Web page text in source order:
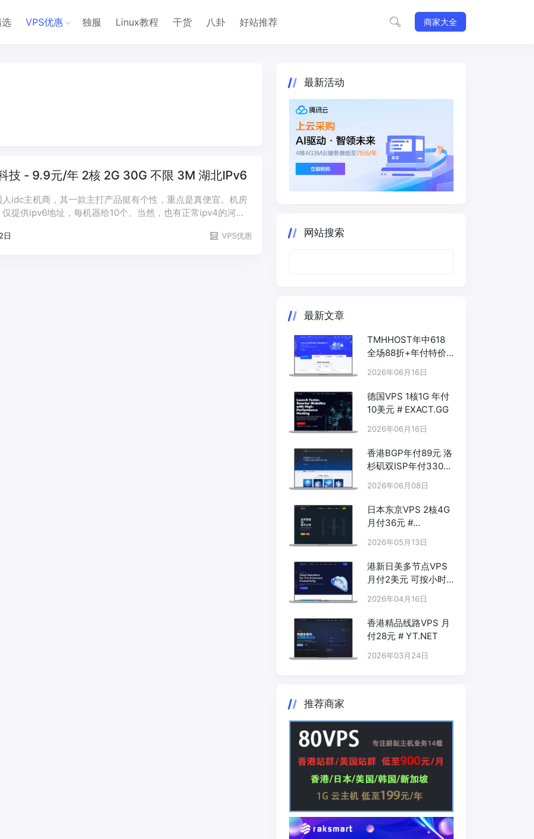
VPS优惠 独服 Linux教程 干货 八卦 好站推荐 商家大全
技 - 9.9元/年 2核 2G 30G 不限 3M 湖北IPv6
idc主机商，其一款主打产品挺有个性，重点是真便宜。机房
仅提供ipv6地址，每机器给10个。当然，也有正常ipv4的河
日 VPS优惠
最新活动
网站搜索
最新文章
TMHHOST年中618
全场88折+年付特价
2026年06月16日
德国VPS 1核1G 年付
10美元 # EXACT.GG
2026年06月16日
香港BGP年付89元 洛
杉矶双ISP年付330元
2026年06月08日
日本东京VPS 2核4G
月付36元 #
2026年05月13日
港新日美多节点VPS
月付2美元 可按小时
2026年04月16日
香港精品线路VPS 月
付28元 # YT.NET
2026年03月24日
推荐商家